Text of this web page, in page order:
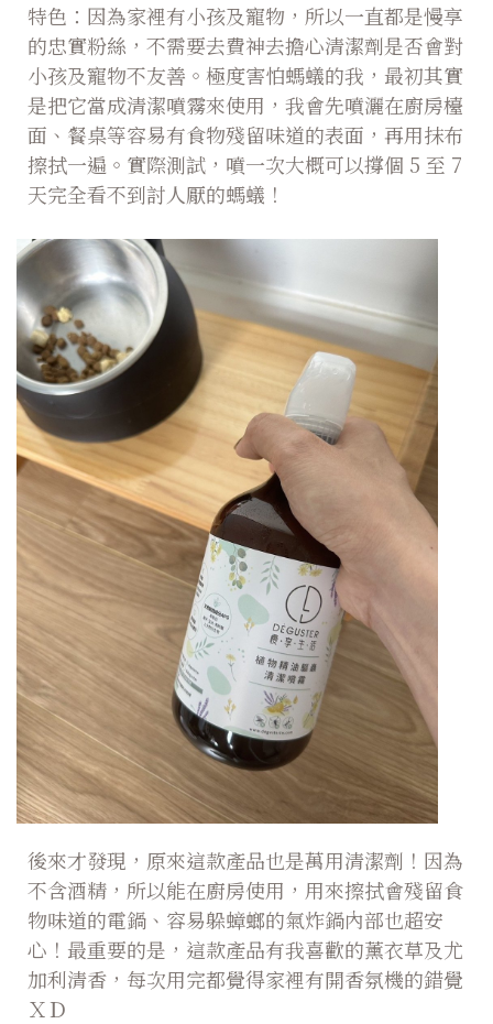
特色：因為家裡有小孩及寵物，所以一直都是慢享
的忠實粉絲，不需要去費神去擔心清潔劑是否會對
小孩及寵物不友善。極度害怕螞蟻的我，最初其實
是把它當成清潔噴霧來使用，我會先噴灑在廚房檯
面、餐桌等容易有食物殘留味道的表面，再用抹布
擦拭一遍。實際測試，噴一次大概可以撐個 5 至 7
天完全看不到討人厭的螞蟻！
後來才發現，原來這款產品也是萬用清潔劑！因為
不含酒精，所以能在廚房使用，用來擦拭會殘留食
物味道的電鍋、容易躲蟑螂的氣炸鍋內部也超安
心！最重要的是，這款產品有我喜歡的薰衣草及尤
加利清香，每次用完都覺得家裡有開香氛機的錯覺
ＸＤ